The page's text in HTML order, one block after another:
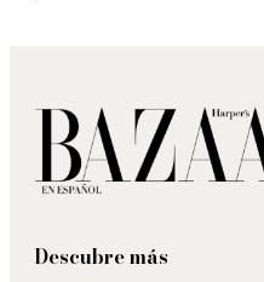
Descubre más